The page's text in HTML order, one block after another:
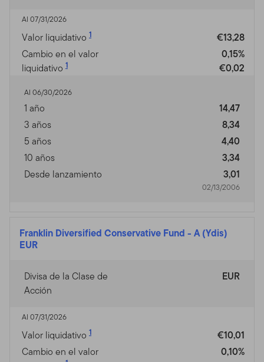
Al 07/31/2026
Valor liquidativo 1
€13,28
Cambio en el valor
liquidativo 1
0,15%
€0,02
Al 06/30/2026
1 año
14,47
3 años
8,34
5 años
4,40
10 años
3,34
Desde lanzamiento
3,01
02/13/2006
Franklin Diversified Conservative Fund - A (Ydis)
EUR
Divisa de la Clase de
Acción
EUR
Al 07/31/2026
Valor liquidativo 1
€10,01
Cambio en el valor
0,10%